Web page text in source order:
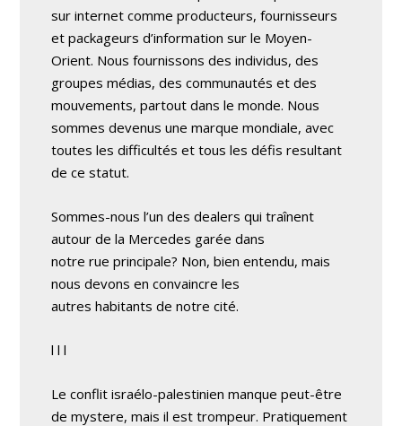
sur internet comme producteurs, fournisseurs
et packageurs d’information sur le Moyen-
Orient. Nous fournissons des individus, des
groupes médias, des communautés et des
mouvements, partout dans le monde. Nous
sommes devenus une marque mondiale, avec
toutes les difficultés et tous les défis resultant
de ce statut.
Sommes-nous l’un des dealers qui traînent
autour de la Mercedes garée dans
notre rue principale? Non, bien entendu, mais
nous devons en convaincre les
autres habitants de notre cité.
l l l
Le conflit israélo-palestinien manque peut-être
de mystere, mais il est trompeur. Pratiquement